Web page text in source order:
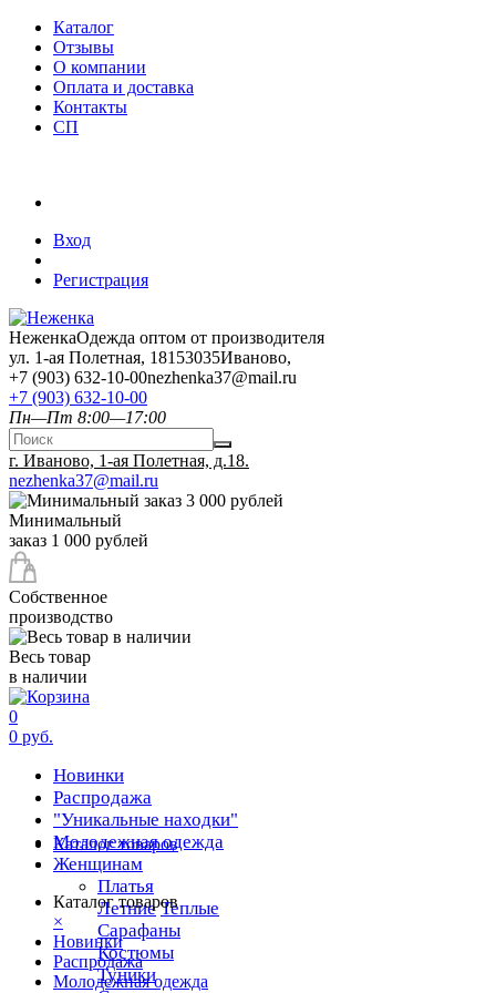
Каталог
Отзывы
О компании
Оплата и доставка
Контакты
СП
Вход
Регистрация
НеженкаОдежда оптом от производителя
ул. 1-ая Полетная, 18153035Иваново,
+7 (903) 632-10-00nezhenka37@mail.ru
+7 (903) 632-10-00
Пн—Пт 8:00—17:00
г. Иваново, 1-ая Полетная, д.18.
nezhenka37@mail.ru
Минимальный
заказ 1 000 рублей
Собственное
производство
Весь товар
в наличии
0
0 руб.
Новинки
Распродажа
"Уникальные находки"
Молодежная одежда
Женщинам
Платья
Летние Теплые
Сарафаны
Костюмы
Туники
Каталог товаров
Каталог товаров
×
Новинки
Распродажа
Молодежная одежда